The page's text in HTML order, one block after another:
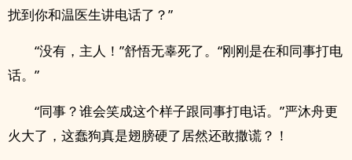
扰到你和温医生讲电话了？”
“没有，主人！”舒悟无辜死了。“刚刚是在和同事打电
话。”
“同事？谁会笑成这个样子跟同事打电话。”严沐舟更
火大了，这蠢狗真是翅膀硬了居然还敢撒谎？！